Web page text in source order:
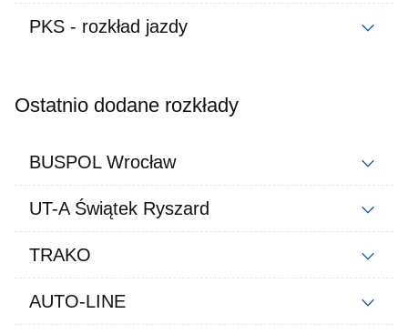
PKS - rozkład jazdy
Ostatnio dodane rozkłady
BUSPOL Wrocław
UT-A Świątek Ryszard
TRAKO
AUTO-LINE